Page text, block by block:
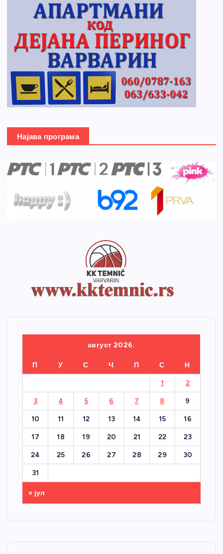
Најава програма
август 2026.
П У С Ч П С Н
1 2
3 4 5 6 7 8 9
10 11 12 13 14 15 16
17 18 19 20 21 22 23
24 25 26 27 28 29 30
31
« јул